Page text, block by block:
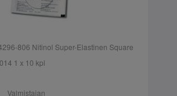
806 Nitinol Super-Elastinen Square
1 x 10 kpl
Valmistajan